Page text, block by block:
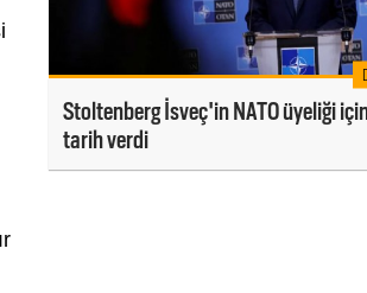
Stoltenberg İsveç'in NATO üyeliği
tarih verdi